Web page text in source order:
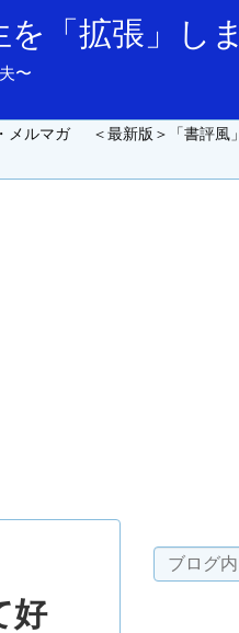
「拡張」し
〜
メルマガ
＜最新版＞「書評
好